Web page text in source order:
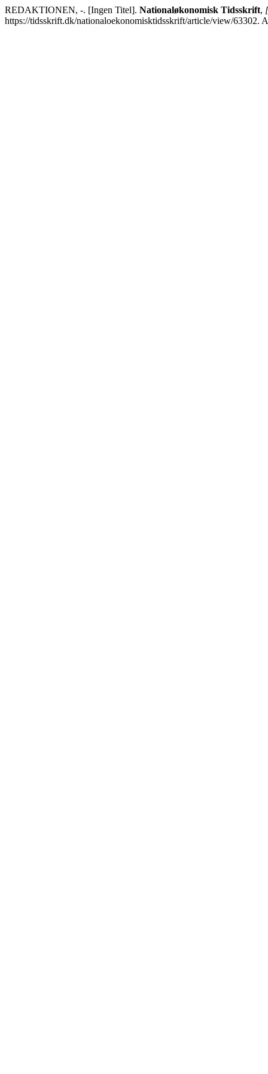
REDAKTIONEN, -. [Ingen Titel]. Nationaløkonomisk Tidsskrift,
https://tidsskrift.dk/nationaloekonomisktidsskrift/article/view/63302.